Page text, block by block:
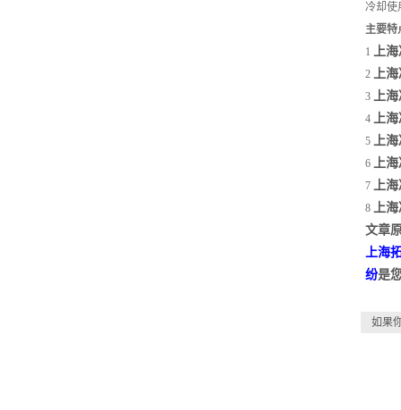
冷却使
主要特
1
上
2
上
3
上
4
上
5
上
6
上
7
上
8
上
文章
上海
纷是
如果